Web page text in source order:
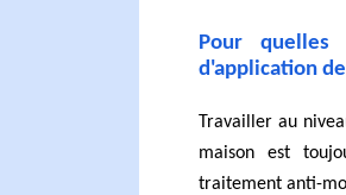
Pour quelles
d'application
Travailler au
maison est
traitement anti-